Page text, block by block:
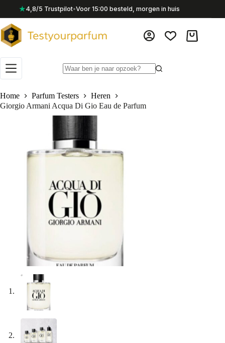
inhoud
★4,8/5 Trustpilot•Voor 15:00 besteld, morgen in huis
Home
Parfum Testers
Heren
Giorgio Armani Acqua Di Gio Eau de Parfum